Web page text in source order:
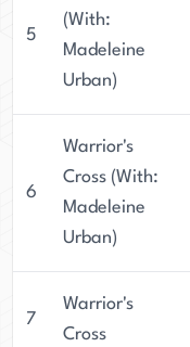
5
(With:
Madeleine
Urban)
6
Warrior's
Cross (With:
Madeleine
Urban)
7
Warrior's
Cross